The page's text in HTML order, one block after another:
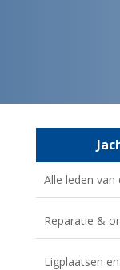
Alle leden van
Reparatie &
Ligplaatsen